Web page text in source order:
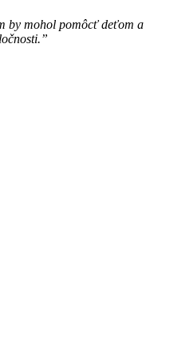
by mohol pomôcť deťom a